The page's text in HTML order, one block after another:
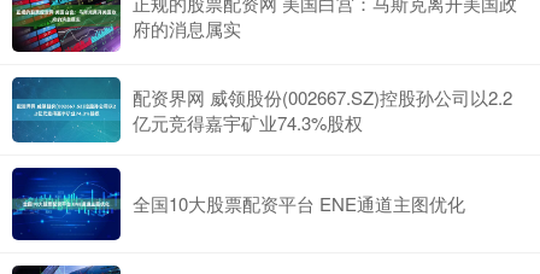
府的消息属实
配资界网 威领股份(002667.SZ)控股孙公司以2.2
亿元竞得嘉宇矿业74.3%股权
全国10大股票配资平台 ENE通道主图优化